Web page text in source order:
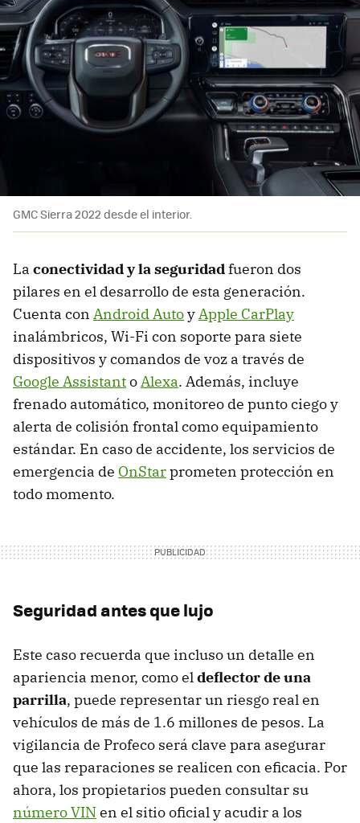
GMC Sierra 2022 desde el interior.
La conectividad y la seguridadfueron dos
pilares en el desarrollo de esta generación.
Cuenta con Android AutoyApple CarPlay
inalámbricos, Wi-Fi con soporte para siete
dispositivos y comandos de voz a través de
Google AssistantoAlexa. Además, incluye
frenado automático, monitoreo de punto ciego y
alerta de colisión frontal como equipamiento
estándar. En caso de accidente, los servicios de
emergencia de OnStarprometen protección en
todo momento.
Seguridad antes que lujo
Este caso recuerda que incluso un detalle en
apariencia menor, como eldeflector de una
parrilla, puede representar un riesgo real en
vehículos de más de 1.6 millones de pesos. La
vigilancia de Profeco será clave para asegurar
que las reparaciones se realicen con eficacia. Por
ahora, los propietarios pueden consultar su
número VINen el sitio oficial y acudir a los